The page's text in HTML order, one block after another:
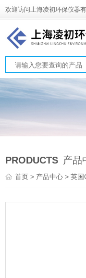
欢迎访问上海凌初环保仪器
PRODUCTS 产品
首页> 产品中心 >英国